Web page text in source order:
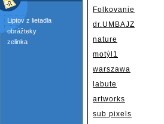
Liptov z lietadla
obrážteky
zelinka
Folkovanie
dr.UMBAJZ
nature
motýl1
warszawa
labute
artworks
sub pixels